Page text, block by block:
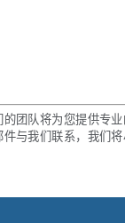
团队将为您提供专
与我们联系，我们将